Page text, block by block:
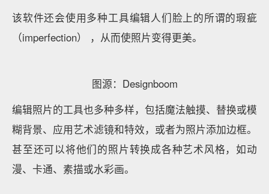
该软件还会使用多种工具编辑人们脸上的所谓的瑕疵
（imperfection） ，从而使照片变得更美。
图源：Designboom
编辑照片的工具也多种多样，包括魔法触摸、替换或模
糊背景、应用艺术滤镜和特效，或者为照片添加边框。
甚至还可以将他们的照片转换成各种艺术风格，如动
漫、卡通、素描或水彩画。